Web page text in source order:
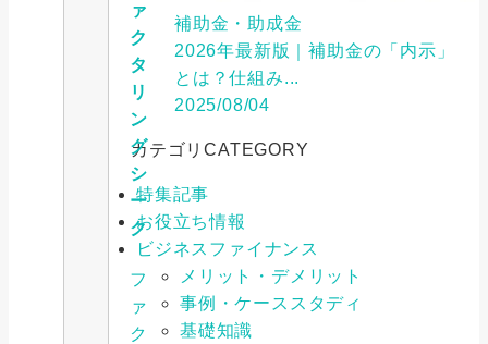
ァ
ク
タ
リ
ン
グ
シ
ー
ク
フ
ァ
ク
補助金・助成金
2026年最新版｜補助金の「内示」
とは？仕組み...
2025/08/04
カテゴリCATEGORY
特集記事
お役立ち情報
ビジネスファイナンス
メリット・デメリット
事例・ケーススタディ
基礎知識